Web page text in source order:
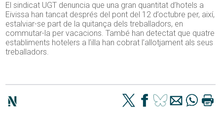
El sindicat UGT denuncia que una gran quantitat d’hotels a
Eivissa han tancat després del pont del 12 d’octubre per, així,
estalviar-se part de la quitança dels treballadors, en
commutar-la per vacacions. També han detectat que quatre
establiments hotelers a l’illa han cobrat l’allotjament als seus
treballadors.